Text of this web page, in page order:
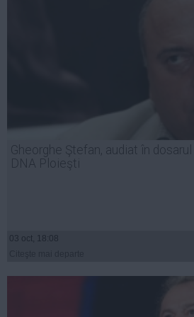
Gheorghe Ştefan, audiat în
DNA Ploieşti
03 oct, 18:08